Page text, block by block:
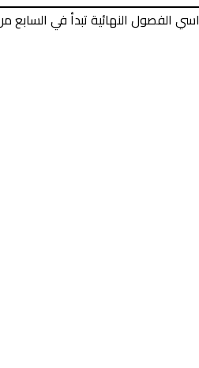
الفصول النهائية تبدأ في السابع